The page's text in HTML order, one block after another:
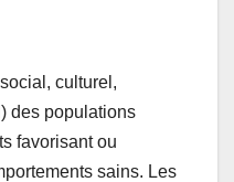
culturel,
des populations
favorisant ou
sains. Les